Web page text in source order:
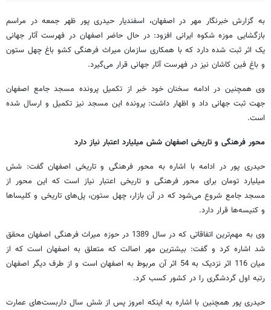
به گزارش خبرنگار مهر در اصفهان، اسفندیار حیدری پور ظهر جمعه در مراسم
بازگشایی موزه شکوه ایرانی افزود: در حال حاضر اصفهان در فهرست آثار جهانی
یک اثر ثبت شده دارد که با همکاری سازمان میراث فرهنگی کشو باغ چهل ستون
و باغ فین کاشان نیز در فهرست آثار جهانی قرار می‌گیرد.
وی همچنین در ادامه سخنان خود خبر از تکمیل پرونده مسجد جامع اصفهان
جهت ثبت جهانی داد و اظهار داشت: پرونده این مسجد نیز تکمیل و ارسال شده
است.
محور فرهنگی و تاریخی اصفهان شش میلیارد اعتبار نیاز دارد
حیدری پور در ادامه با اشاره به محور فرهنگی و تاریخی اصفهان گفت: شش
میلیارد تومان برای محور فرهنگی و تاریخی اعتبار نیاز است که این محور از
مسجد جامع شروع می‌شود که در آن بازار، چهل ستون، پل‌های تاریخی و کلیساها
و کنیسه‌ها قرار دارد.
وی به مهم‌ترین اتفاقاتی که در سال 1389 در حوزه میراث فرهنگی اصفهان محقق
شد اشاره کرد و گفت: بیشترین مهر اصالت که متعلق به اصفهان است که از
میان 116 اثر نزدیک به 54 اثر آن مربوط به اصفهان است و از طرف دیگر اصفهان
رتبه اول گردشگری را در کشور کسب کرد.
حیدری پور همچنین با اشاره به اینکه امروز پس از شش سال داربست‌های عمارت